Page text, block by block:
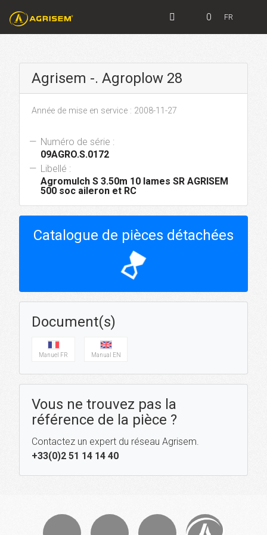
0 FR
Agrisem -. Agroplow 28
Année de mise en service : 2008-11-27
Numéro de série :
09AGRO.S.0172
Libellé :
Agromulch S 3.50m 10 lames SR AGRISEM
500 soc aileron et RC
Catalogue de pièces détachées
hourglass_top
Document(s)
Manuel FR Manual EN
Vous ne trouvez pas la
référence de la pièce ?
Contactez un expert du réseau Agrisem.
+33(0)2 51 14 14 40